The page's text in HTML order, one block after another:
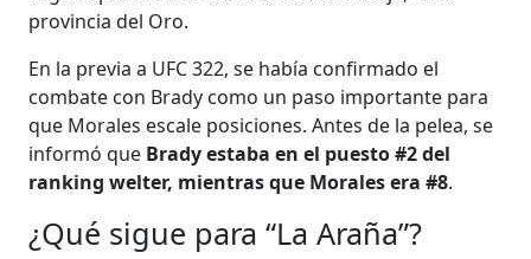
provincia del Oro.
En la previa a UFC 322, se había confirmado el
combate con Brady como un paso importante para
que Morales escale posiciones. Antes de la pelea, se
informó que Brady estaba en el puesto #2 del
ranking welter, mientras que Morales era #8.
¿Qué sigue para “La Araña”?